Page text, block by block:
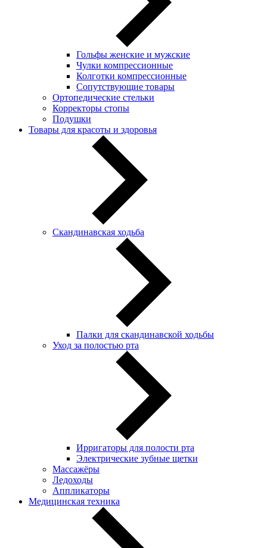
Гольфы женские и мужские
Чулки компрессионные
Колготки компрессионные
Сопутствующие товары
Ортопедические стельки
Корректоры стопы
Подушки
Товары для красоты и здоровья
Скандинавская ходьба
Палки для скандинавской ходьбы
Уход за полостью рта
Ирригаторы для полости рта
Электрические зубные щетки
Массажёры
Ледоходы
Аппликаторы
Медицинская техника